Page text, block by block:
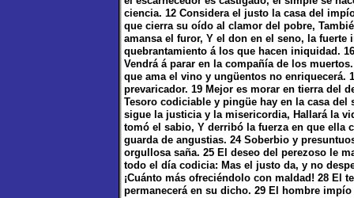
ciencia. 12 Considera el justo la casa del
que cierra su oído al clamor del pobre,
amansa el furor, Y el don en el seno, la
quebrantamiento á los que hacen iniquidad.
Vendrá á parar en la compañía de los
que ama el vino y ungüentos no
prevaricador. 19 Mejor es morar en tierra del
Tesoro codiciable y pingüe hay en la casa
sigue la justicia y la misericordia, Hallará la
tomó el sabio, Y derribó la fuerza en que ella
guarda de angustias. 24 Soberbio y
orgullosa saña. 25 El deseo del perezoso le
todo el día codicia: Mas el justo da, y no
¡Cuánto más ofreciéndolo con maldad! 28 El
permanecerá en su dicho. 29 El hombre